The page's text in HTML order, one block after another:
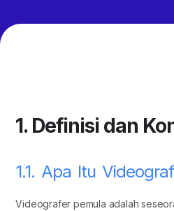
1. Definisi dan
1.1. Apa Itu
Videografer pemula adalah